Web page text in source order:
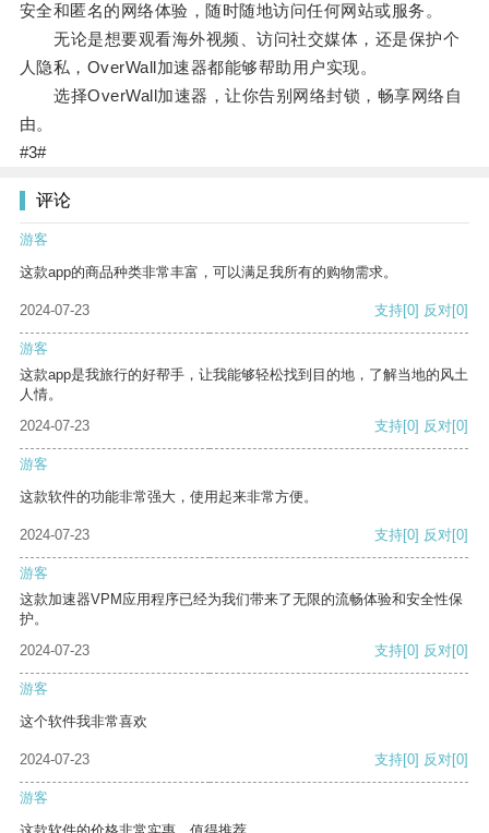
安全和匿名的网络体验，随时随地访问任何网站或服务。
无论是想要观看海外视频、访问社交媒体，还是保护个
人隐私，OverWall加速器都能够帮助用户实现。
选择OverWall加速器，让你告别网络封锁，畅享网络自
由。
#3#
评论
游客
这款app的商品种类非常丰富，可以满足我所有的购物需求。
2024-07-23 支持[0] 反对[0]
游客
这款app是我旅行的好帮手，让我能够轻松找到目的地，了解当地的风土
人情。
2024-07-23
支持[0] 反对[0]
游客
这款软件的功能非常强大，使用起来非常方便。
2024-07-23 支持[0] 反对[0]
游客
这款加速器VPM应用程序已经为我们带来了无限的流畅体验和安全性保
护。
2024-07-23
支持[0] 反对[0]
游客
这个软件我非常喜欢
2024-07-23 支持[0] 反对[0]
游客